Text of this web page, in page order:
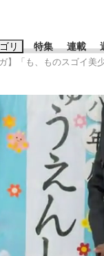
リ 特集 連載
ワードタグ一覧
凌輝 #高市早苗
#亀和田武
】「も、ものスゴイ美